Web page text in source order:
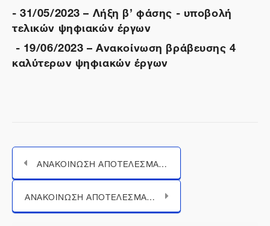
- 31/05/2023 – Λήξη β’ φάσης - υποβολή
τελικών ψηφιακών έργων
- 19/06/2023 – Ανακοίνωση βράβευσης 4
καλύτερων ψηφιακών έργων
ΑΝΑΚΟΙΝΩΣΗ ΑΠΟΤΕΛΕΣΜΑΤΩΝ Β’ ΦΑΣΗΣ ΤΟΥ ΠΑΝΕΛΛΗΝΙΟΥ ΜΑΘΗΤΙΚΟΥ ΔΙΑΓΩΝΙΣΜΟΥ HACK THE ART: ΓΙΑΝΟΥΛΗΣ ΧΑΛΕΠΑΣ
Μεταπήδηση σε...
ΑΝΑΚΟΙΝΩΣΗ ΑΠΟΤΕΛΕΣΜΑΤΩΝ Α΄ΦΑΣΗΣ ΤΟΥ ΠΑΝΕΛΛΗΝΙΟΥ ΜΑΘΗΤΙΚΟΥ ΔΙΑΓΩΝΙΣΜΟΥ HACK THE ART: Γιανούλης Χαλεπάς